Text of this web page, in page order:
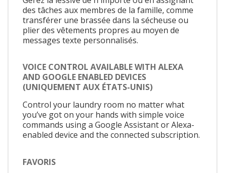
des tâches aux membres de la famille, comme
transférer une brassée dans la sécheuse ou
plier des vêtements propres au moyen de
messages texte personnalisés.
VOICE CONTROL AVAILABLE WITH ALEXA
AND GOOGLE ENABLED DEVICES
(UNIQUEMENT AUX ÉTATS-UNIS)
Control your laundry room no matter what
you’ve got on your hands with simple voice
commands using a Google Assistant or Alexa-
enabled device and the connected subscription.
FAVORIS